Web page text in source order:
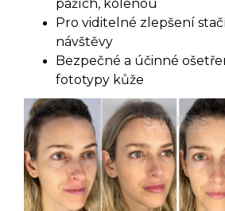
pažích, kolenou
Pro viditelné zlepšení
návštěvy
Bezpečné a účinné
fototypy kůže